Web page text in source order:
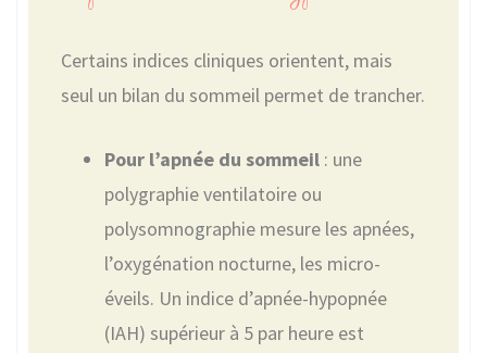
Certains indices cliniques orientent, mais
seul un bilan du sommeil permet de trancher.
Pour l’apnée du sommeil : une
polygraphie ventilatoire ou
polysomnographie mesure les apnées,
l’oxygénation nocturne, les micro-
éveils. Un indice d’apnée-hypopnée
(IAH) supérieur à 5 par heure est